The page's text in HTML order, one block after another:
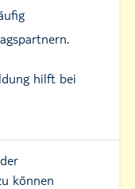
hilft bei
können